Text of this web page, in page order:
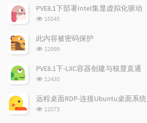
次
PVE8.1下部署Intel集显虚拟化驱动
浏
次
数:
15545
此内容被密码保护
浏
次
12999
PVE8.1下-LXC容器创建与核显直通
浏
次
数:
12430
远程桌面RDP-连接Ubuntu桌面系统
浏
12073